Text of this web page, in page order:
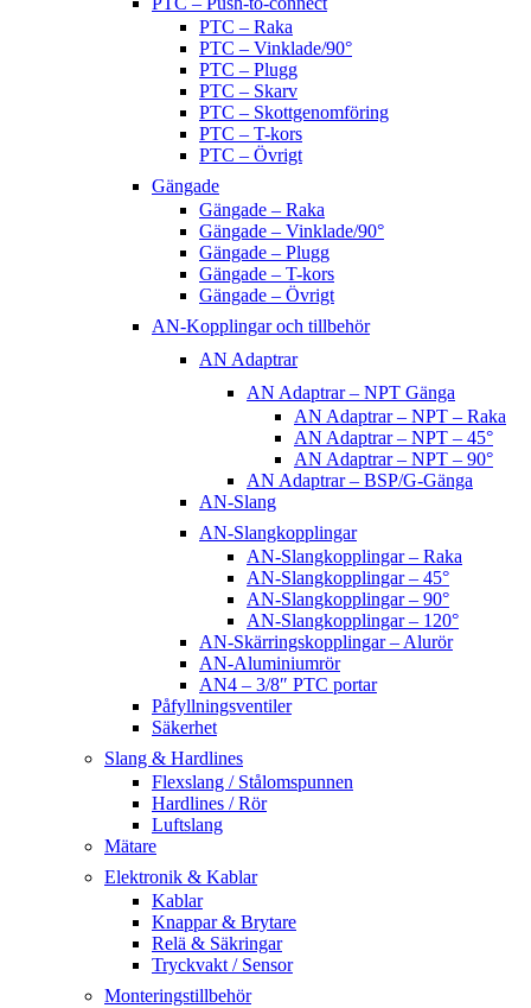
PTC – Raka
PTC – Vinklade/90°
PTC – Plugg
PTC – Skarv
PTC – Skottgenomföring
PTC – T-kors
PTC – Övrigt
Gängade
Gängade – Raka
Gängade – Vinklade/90°
Gängade – Plugg
Gängade – T-kors
Gängade – Övrigt
AN-Kopplingar och tillbehör
AN Adaptrar
AN Adaptrar – NPT Gänga
AN Adaptrar – NPT – Raka
AN Adaptrar – NPT – 45°
AN Adaptrar – NPT – 90°
AN Adaptrar – BSP/G-Gänga
AN-Slang
AN-Slangkopplingar
AN-Slangkopplingar – Raka
AN-Slangkopplingar – 45°
AN-Slangkopplingar – 90°
AN-Slangkopplingar – 120°
AN-Skärringskopplingar – Alurör
AN-Aluminiumrör
AN4 – 3/8″ PTC portar
Påfyllningsventiler
Säkerhet
Slang & Hardlines
Flexslang / Stålomspunnen
Hardlines / Rör
Luftslang
Mätare
Elektronik & Kablar
Kablar
Knappar & Brytare
Relä & Säkringar
Tryckvakt / Sensor
Monteringstillbehör